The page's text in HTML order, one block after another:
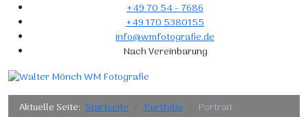
+49 70 54 - 7686
+49 170 5380155
info@wmfotografie.de
Nach Vereinbarung
Aktuelle Seite: Startseite Portfolio
Portrait